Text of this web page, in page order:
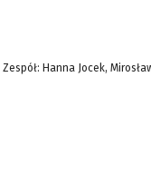
Hanna Jocek,